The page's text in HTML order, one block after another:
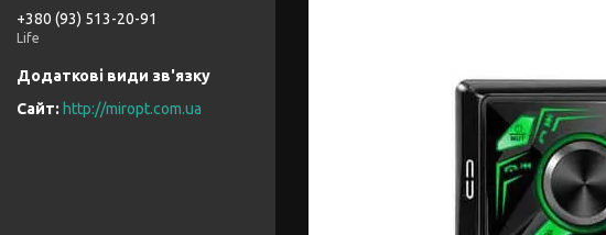
+380 (93) 513-20-91
Life
http://miropt.com.ua